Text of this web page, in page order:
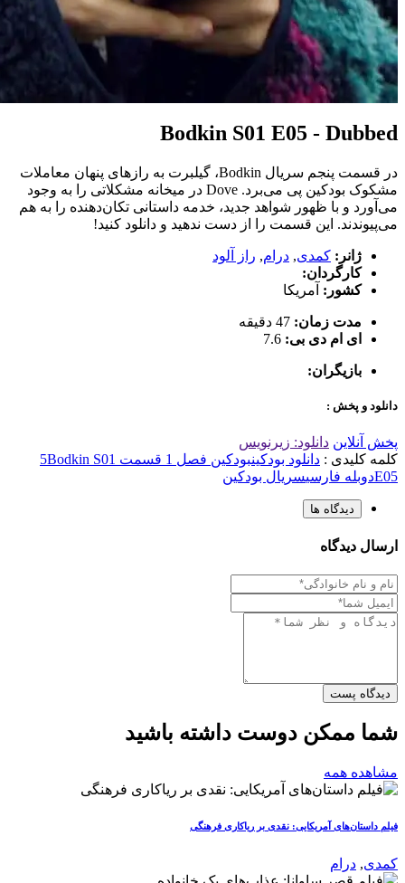
Bodkin S01 E05 - Dubbed
در قسمت پنجم سریال Bodkin، گیلبرت به رازهای پنهان معاملات
مشکوک بودکین پی می‌برد. Dove در میخانه مشکلاتی را به وجود
می‌آورد و با ظهور شواهد جدید، خدمه داستانی تکان‌دهنده را به هم
می‌پیوندند. این قسمت را از دست ندهید و دانلود کنید!
ژانر: کمدی, درام, راز آلود
کارگردان:
کشور: آمریکا
مدت زمان: 47 دقیقه
ای ام دی بی: 7.6
بازیگران:
دانلود و پخش :
پخش آنلاین دانلود: زیرنویس
کلمه کلیدی : دانلود بودکینبودکین فصل 1 قسمت 5
Bodkin S01
E05دوبله فارسیسریال بودکین
دیدگاه ها
ارسال دیدگاه
دیدگاه پست
شما ممکن دوست داشته باشید
مشاهده همه
فیلم داستان‌های آمریکایی: نقدی بر ریاکاری فرهنگی
کمدی, درام